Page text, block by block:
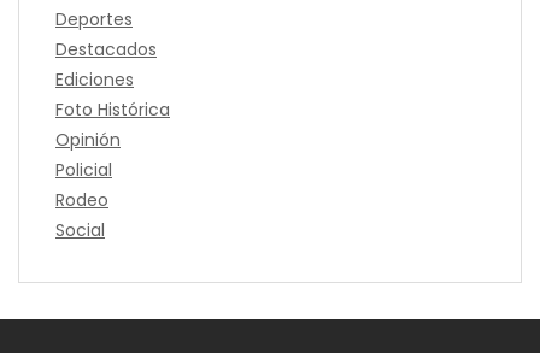
Deportes
Destacados
Ediciones
Foto Histórica
Opinión
Policial
Rodeo
Social